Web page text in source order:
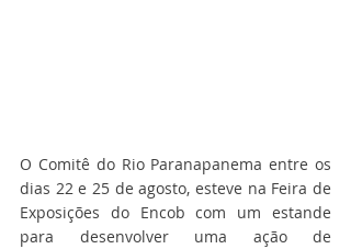
O Comitê do Rio Paranapanema entre os
dias 22 e 25 de agosto, esteve na Feira de
Exposições do Encob com um estande
para desenvolver uma ação de